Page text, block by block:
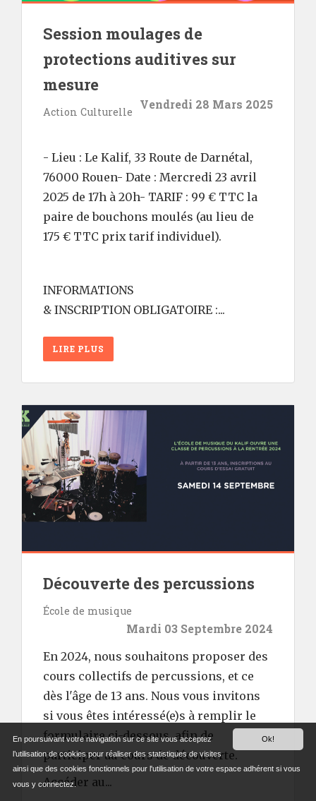
Session moulages de
protections auditives sur
mesure
Action Culturelle
Vendredi 28 Mars 2025
- Lieu : Le Kalif, 33 Route de Darnétal,
76000 Rouen- Date : Mercredi 23 avril
2025 de 17h à 20h- TARIF : 99 € TTC la
paire de bouchons moulés (au lieu de
175 € TTC prix tarif individuel).
INFORMATIONS
& INSCRIPTION OBLIGATOIRE :...
LIRE PLUS
Découverte des percussions
École de musique
Mardi 03 Septembre 2024
En 2024, nous souhaitons proposer des
cours collectifs de percussions, et ce
dès l'âge de 13 ans. Nous vous invitons
si vous êtes intéressé(e)s à remplir le
formulaire ci-dessous, afin de
participer au cours de découverte.
Accéder au...
Ok!
En poursuivant votre navigation sur ce site vous acceptez
l’utilisation de cookies pour réaliser des statistiques de visites
ainsi que des cookies fonctionnels pour l'utilisation de votre espace adhérent si vous
vous y connectez.